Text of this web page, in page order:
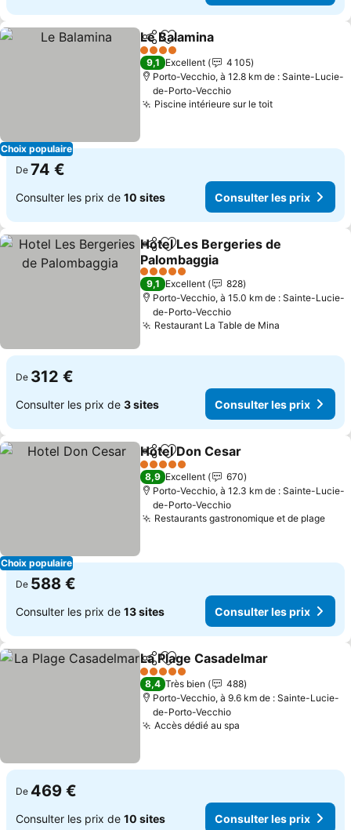
Choix populaire
PartagerAjouter à mes favoris
Le Balamina
4 Étoiles
9,1 Excellent
4 105
Porto-Vecchio, à 12.8 km de : Sainte-Lucie-
de-Porto-Vecchio
Piscine intérieure sur le toit
De 74 €
Consulter les prix de 10 sites Consulter les prix
PartagerAjouter à mes favoris
Hotel Les Bergeries de
Palombaggia
5 Étoiles
9,1 Excellent
828
Porto-Vecchio, à 15.0 km de : Sainte-Lucie-
de-Porto-Vecchio
Restaurant La Table de Mina
De 312 €
Consulter les prix de 3 sites Consulter les prix
Choix populaire
PartagerAjouter à mes favoris
Hotel Don Cesar
5 Étoiles
8,9 Excellent
670
Porto-Vecchio, à 12.3 km de : Sainte-Lucie-
de-Porto-Vecchio
Restaurants gastronomique et de plage
De 588 €
Consulter les prix de 13 sites Consulter les prix
PartagerAjouter à mes favoris
La Plage Casadelmar
5 Étoiles
8,4 Très bien
488
Porto-Vecchio, à 9.6 km de : Sainte-Lucie-
de-Porto-Vecchio
Accès dédié au spa
De 469 €
Consulter les prix de 10 sites Consulter les prix